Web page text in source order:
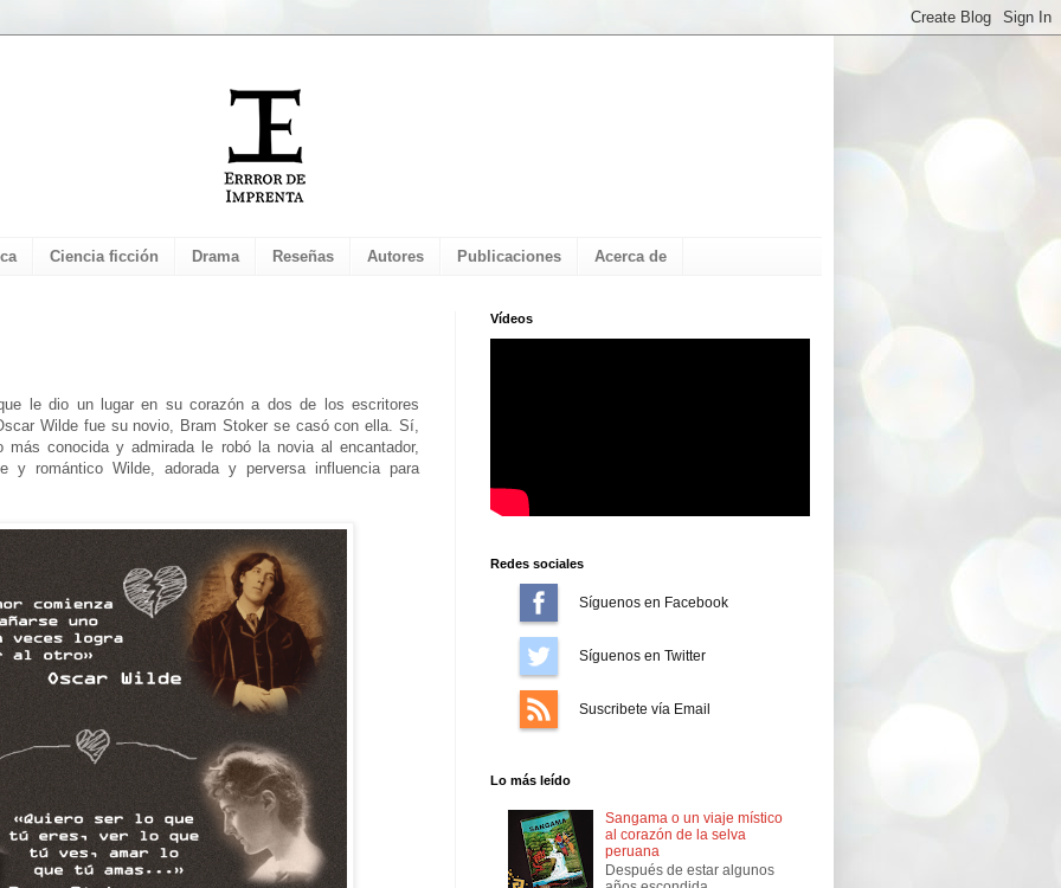
Ciencia ficción Drama Reseñas Autores Publicaciones Acerca de
le dio un lugar en su corazón a dos de los escritores
Wilde fue su novio, Bram Stoker se casó con ella. Sí,
conocida y admirada le robó la novia al encantador,
y romántico Wilde, adorada y perversa influencia para
Vídeos
Redes sociales
Síguenos en Facebook
Síguenos en Twitter
Suscríbete vía Email
Lo más leído
Sangama o un viaje místico
al corazón de la selva
peruana
Después de estar algunos